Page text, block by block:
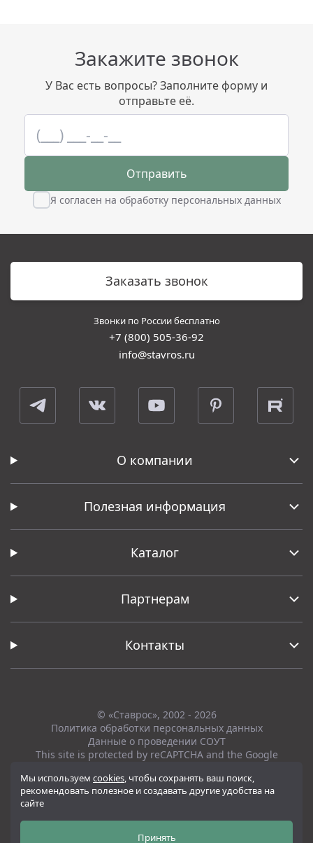
Закажите звонок
У Вас есть вопросы? Заполните форму и
отправьте её.
Отправить
Я согласен на обработку персональных данных
Заказать звонок
Звонки по России бесплатно
+7 (800) 505-36-92
info@stavros.ru
О компании
Полезная информация
Каталог
Партнерам
Контакты
© «Ставрос», 2002 - 2026
Политика обработки персональных данных
Данные о проведении СОУТ
This site is protected by reCAPTCHA and the Google
Вся представленная на сайте информация, касающаяся технических
информационный характер и ни при каких условиях не является
публичной офертой, определяемой положениями Статьи 437(2)
Мы используем cookies, чтобы сохранять ваш поиск,
рекомендовать полезное и создавать другие удобства на
сайте
Принять